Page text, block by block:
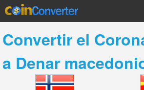
Convertir el
a Denar